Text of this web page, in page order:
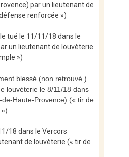
par un lieutenant de
renforcée »)
tué le 11/11/18 dans le
un lieutenant de louvèterie
»)
blessé (non retrouvé )
louvèterie le 8/11/18 dans
Haute-Provence) (« tir de
18 dans le Vercors
de louvèterie (« tir de